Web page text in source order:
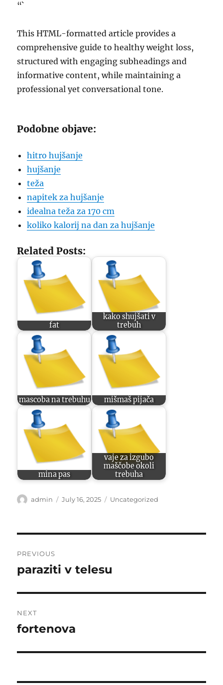
“`
This HTML-formatted article provides a
comprehensive guide to healthy weight loss,
structured with engaging subheadings and
informative content, while maintaining a
professional yet conversational tone.
Podobne objave:
hitro hujšanje
hujšanje
teža
napitek za hujšanje
idealna teža za 170 cm
koliko kalorij na dan za hujšanje
Related Posts:
fat
kako shujšati v
trebuh
mascoba na trebuhu mišmaš pijača
mina pas
vaje za izgubo
maščobe okoli
trebuha
Author
admin
Posted
July 16, 2025 Categories
Uncategorized
navigation
PREVIOUS
Previous
paraziti v telesu
NEXT
Next
fortenova